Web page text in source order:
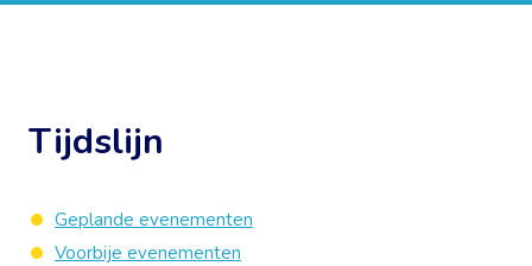
Tijdslijn
Geplande evenementen
Voorbije evenementen